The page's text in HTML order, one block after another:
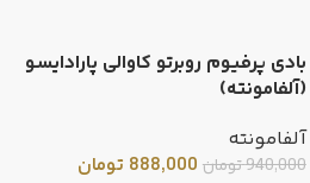
بادی پرفیوم روبرتو کاوالی پارادایسو
(آلفامونته)
آلفامونته
940,000تومان 888,000 تومان